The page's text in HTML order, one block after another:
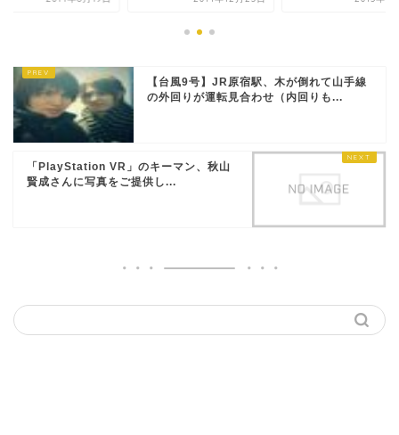
【台風9号】JR原宿駅、木が倒れて山手線
の外回りが運転見合わせ（内回りも...
「PlayStation VR」のキーマン、秋山
賢成さんに写真をご提供し...